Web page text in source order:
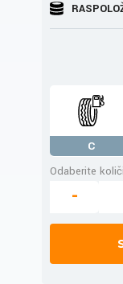
C
Odaberite
-